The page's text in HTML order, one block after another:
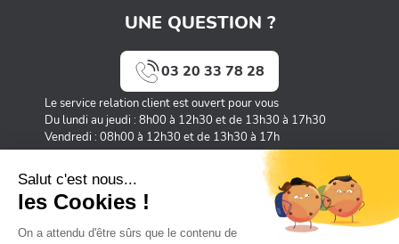
UNE QUESTION ?
03 20 33 78 28
Le service relation client est ouvert pour vous
Du lundi au jeudi : 8h00 à 12h30 et de 13h30 à 17h30
Vendredi : 08h00 à 12h30 et de 13h30 à 17h
35 Avenue Michel Rondet 59135 Wallers